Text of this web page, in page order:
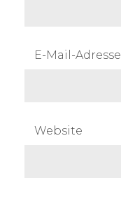
E-Mail-Adresse
Website